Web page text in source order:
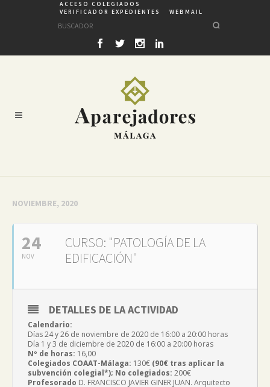
ACCESO COLEGIADOS
VERIFICADOR EXPEDIENTES
WEBMAIL
NOVIEMBRE, 2020
24
NOV
CURSO: "PATOLOGÍA DE LA
EDIFICACIÓN"
DETALLES DE LA ACTIVIDAD
Calendario:
Días 24 y 26 de noviembre de 2020 de 16:00 a 20:00 horas
Día 1 y 3 de diciembre de 2020 de 16:00 a 20:00 horas
Nº de horas: 16,00
Colegiados COAAT-Málaga: 130€ (90€ tras aplicar la
subvención colegial*); No colegiados: 200€
Profesorado D. FRANCISCO JAVIER GINER JUAN. Arquitecto